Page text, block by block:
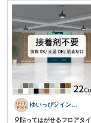
ゆいっぴ🎈インテリアとファッション
🎈貼ってはがせるフロアタイ